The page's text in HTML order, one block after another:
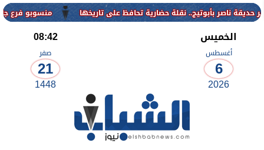
منسوبو فرع جامعة
الخميس
أغسطس
6
2026
08:42
صفر
21
1448